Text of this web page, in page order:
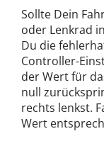
Sollte Dein
oder Lenkrad
Du die
Controller-
der Wert für
null
rechts lenkst.
Wert